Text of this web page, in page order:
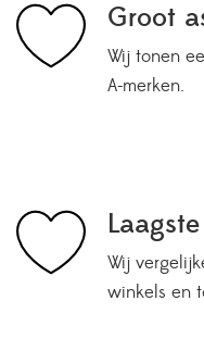
Groot
Wij tonen
A-merken.
Wij
winkels en